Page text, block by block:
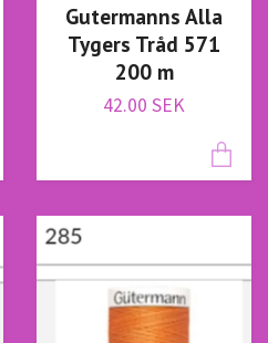
Gutermanns Alla
Tygers Tråd 571
200 m
42.00 SEK